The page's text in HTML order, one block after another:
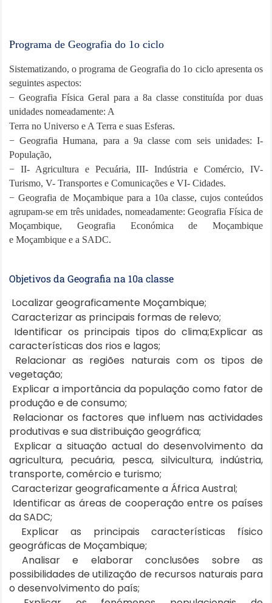
Programa de Geografia do 1o ciclo
Sistematizando, o programa de Geografia do 1o ciclo apresenta os
seguintes aspectos:
− Geografia Física Geral para a 8a classe constituída por duas
unidades nomeadamente: A
Terra no Universo e A Terra e suas Esferas.
− Geografia Humana, para a 9a classe com seis unidades: I-
População,
− II- Agricultura e Pecuária, III- Indústria e Comércio, IV-
Turismo, V- Transportes e Comunicações e VI- Cidades.
− Geografia de Moçambique para a 10a classe, cujos conteúdos
agrupam-se em três unidades,nomeadamente: Geografia Física de
Moçambique, Geografia Económica de Moçambique
e Moçambique e a SADC.
Objetivos da Geografia na 10a classe
Localizar geograficamente Moçambique;
Caracterizar as principais formas de relevo;
Identificar os principais tipos do clima;Explicar as
características dos rios e lagos;
Relacionar as regiões naturais com os tipos de
vegetação;
Explicar a importância da população como fator de
produção e de consumo;
Relacionar os factores que influem nas actividades
produtivas e sua distribuição geográfica;
Explicar a situação actual do desenvolvimento da
agricultura, pecuária, pesca, silvicultura, indústria,
transporte, comércio e turismo;
Caracterizar geograficamente a África Austral;
Identificar as áreas de cooperação entre os países
da SADC;
Explicar as principais características físico
geográficas de Moçambique;
Analisar e elaborar conclusões sobre as
possibilidades de utilização de recursos naturais para
o desenvolvimento do país;